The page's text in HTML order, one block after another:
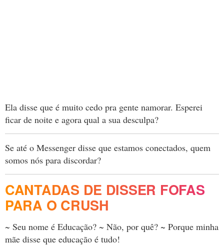
Ela disse que é muito cedo pra gente namorar. Esperei
ficar de noite e agora qual a sua desculpa?
Se até o Messenger disse que estamos conectados, quem
somos nós para discordar?
CANTADAS DE DISSER FOFAS
PARA O CRUSH
~ Seu nome é Educação? ~ Não, por quê? ~ Porque minha
mãe disse que educação é tudo!